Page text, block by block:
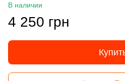
В наличии
4 250 грн